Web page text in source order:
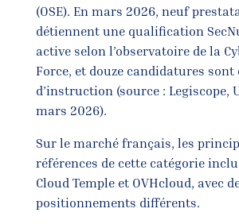
(OSE). En mars 2026, neuf
détiennent une qualification
active selon l’observatoire de la
Force, et douze candidatures sont
d’instruction (source : Legiscope,
mars 2026).
Sur le marché français, les
références de cette catégorie
Cloud Temple et OVHcloud, avec
positionnements différents.